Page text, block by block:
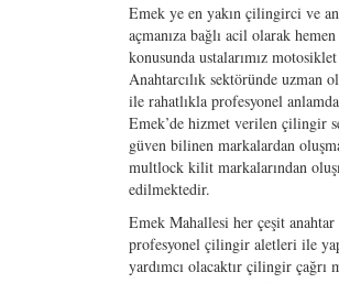
Emek ye en yakın çilingirci ve
açmanıza bağlı acil olarak
konusunda ustalarımız
Anahtarcılık sektöründe uzman
ile rahatlıkla profesyonel
Emek’de hizmet verilen çilingir
güven bilinen markalardan
multlock kilit markalarından
edilmektedir.
Emek Mahallesi her çeşit
profesyonel çilingir aletleri ile
yardımcı olacaktır çilingir